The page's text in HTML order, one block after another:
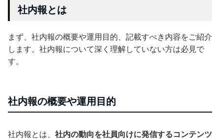
社内報とは
まず、社内報の概要や運用目的、記載すべき内容をご紹介
します。社内報について深く理解していない方は必見で
す。
社内報の概要や運用目的
社内報とは、 社内の動向を社員向けに発信するコンテンツ